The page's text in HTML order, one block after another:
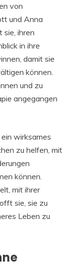
von
und Anna
sie, ihren
in ihre
damit sie
können.
und zu
angegangen
wirksames
zu helfen, mit
können.
mit ihrer
sie, sie zu
Leben zu